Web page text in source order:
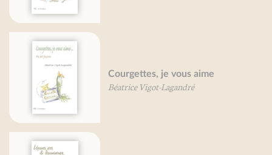
Courgettes, je vous aime
Béatrice Vigot-Lagandré